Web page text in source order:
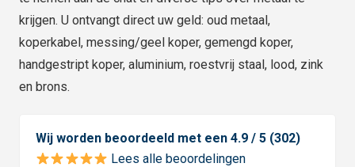
krijgen. U ontvangt direct uw geld: oud metaal,
koperkabel, messing/geel koper, gemengd koper,
handgestript koper, aluminium, roestvrij staal, lood, zink
en brons.
Wij worden beoordeeld met een 4.9 / 5 (302)
Lees alle beoordelingen